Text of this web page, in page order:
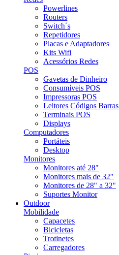
Powerlines
Routers
Switch´s
Repetidores
Placas e Adaptadores
Kits Wifi
Acessórios Redes
POS
Gavetas de Dinheiro
Consumíveis POS
Impressoras POS
Leitores Códigos Barras
Terminais POS
Displays
Computadores
Portáteis
Desktop
Monitores
Monitores até 28"
Monitores mais de 32"
Monitores de 28" a 32"
Suportes Monitor
Outdoor
Mobilidade
Capacetes
Bicicletas
Trotinetes
Carregadores